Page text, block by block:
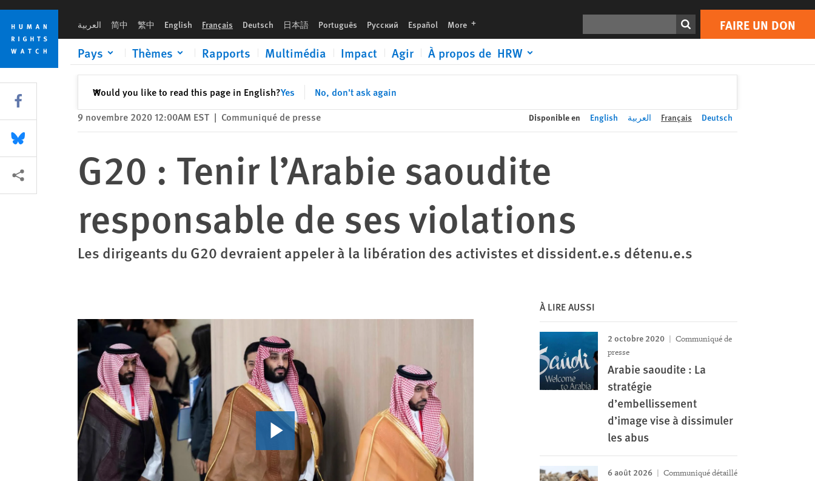
Skip
cookie
privacy
notice
Skip
main
content
العربية 简中 繁中 English Français Deutsch 日本語 Português Русский Español More languages FAIRE UN DON
Pays Thèmes Rapports Multimédia Impact Agir À propos de HRW
Would you like to read this page in English?Yes No, don't ask again
✕Fermer
Print FAIRE UN DON
9 novembre 2020 12:00AM EST | Communiqué de presse Disponible en English العربية Français Deutsch
G20 : Tenir l’Arabie saoudite
responsable de ses violations
Les dirigeants du G20 devraient appeler à la libération des activistes et dissident.e.s détenu.e.s
À LIRE AUSSI
2 octobre 2020
Communiqué de
presse
Arabie saoudite : La
stratégie
d’embellissement
d’image vise à dissimuler
les abus
6 août 2026 Communiqué détaillé
Share this via Facebook
Share this via Bluesky
Share this via Partagez